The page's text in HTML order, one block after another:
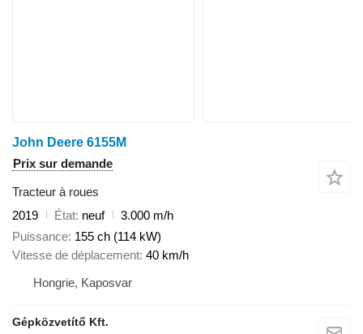
John Deere 6155M
Prix sur demande
Tracteur à roues
2019
État neuf
3.000 m/h
Puissance 155 ch (114 kW)
Vitesse de déplacement 40 km/h
Hongrie, Kaposvar
Gépközvetítő Kft.